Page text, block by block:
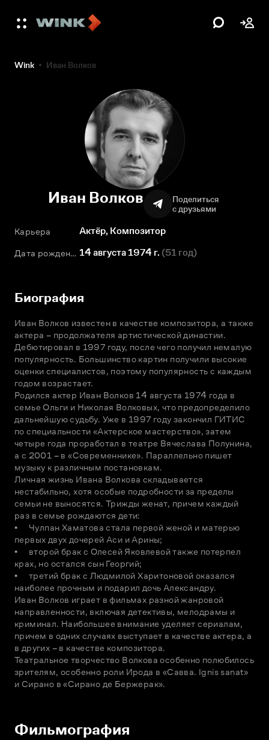
Wink Иван Волков
Иван Волков
Поделиться
с друзьями
Карьера Актёр, Композитор
Дата рождения 14 августа 1974 г. (51 год)
Биография
Иван Волков известен в качестве композитора, а также
актера – продолжателя артистической династии.
Дебютировал в 1997 году, после чего получил немалую
популярность. Большинство картин получили высокие
оценки специалистов, поэтому популярность с каждым
годом возрастает.
Родился актер Иван Волков 14 августа 1974 года в
семье Ольги и Николая Волковых, что предопределило
дальнейшую судьбу. Уже в 1997 году закончил ГИТИС
по специальности «Актерское мастерство», затем
четыре года проработал в театре Вячеслава Полунина,
а с 2001 – в «Современнике». Параллельно пишет
музыку к различным постановкам.
Личная жизнь Ивана Волкова складывается
нестабильно, хотя особые подробности за пределы
семьи не выносятся. Трижды женат, причем каждый
раз в семье рождаются дети:
•	Чулпан Хаматова стала первой женой и матерью
первых двух дочерей Аси и Арины;
•	второй брак с Олесей Яковлевой также потерпел
крах, но остался сын Георгий;
•	третий брак с Людмилой Харитоновой оказался
наиболее прочным и подарил дочь Александру.
Иван Волков играет в фильмах разной жанровой
направленности, включая детективы, мелодрамы и
криминал. Наибольшее внимание уделяет сериалам,
причем в одних случаях выступает в качестве актера, а
в других – в качестве композитора.
Театральное творчество Волкова особенно полюбилось
зрителям, особенно роли Ирода в «Савва. Ignis sanat»
и Сирано в «Сирано де Бержерак».
Фильмография